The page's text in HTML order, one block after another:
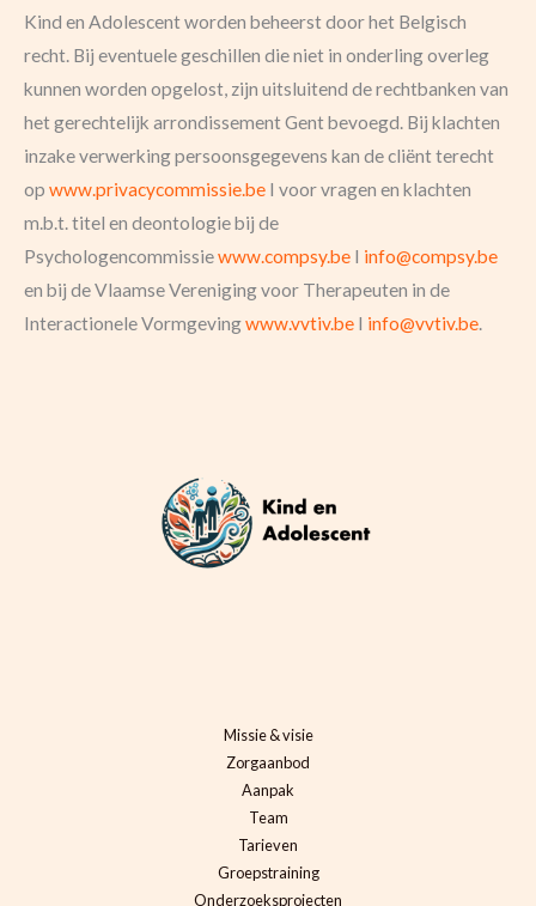
Kind en Adolescent worden beheerst door het Belgisch
recht. Bij eventuele geschillen die niet in onderling overleg
kunnen worden opgelost, zijn uitsluitend de rechtbanken van
het gerechtelijk arrondissement Gent bevoegd. Bij klachten
inzake verwerking persoonsgegevens kan de cliënt terecht
op www.privacycommissie.be I voor vragen en klachten
m.b.t. titel en deontologie bij de
Psychologencommissiewww.compsy.be I info@compsy.be
en bij de Vlaamse Vereniging voor Therapeuten in de
Interactionele Vormgevingwww.vvtiv.be I info@vvtiv.be.
Missie & visie
Zorgaanbod
Aanpak
Team
Tarieven
Groepstraining
Onderzoeksprojecten